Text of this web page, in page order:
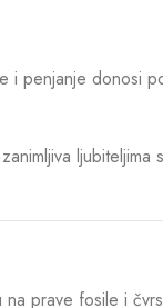
i penjanje donosi
ljubiteljima
prave fosile i